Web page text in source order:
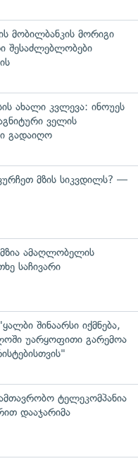
მობილბანკის მორიგი
შესაძლებლობები
ახალი კვლევა: ინოუეს
ველის
გადაიღო
მზის სიკვდილს? —
ამაღლობელის
საჩივარი
შინაარსი იქმნება,
უარყოფითი გარემოა
ტელეკომპანია
დააჯარიმა